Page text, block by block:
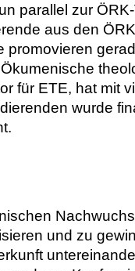
parallel zur
aus den
für ETE, hat mit
wurde
und zu